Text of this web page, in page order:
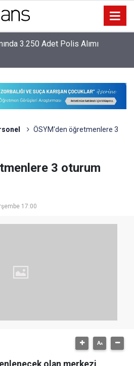
KPSS Puanıyla 204 Adet
Alımı Yapacak
ÖSYM'den öğretmenlere 3
3 oturum
17:00
olan merkezi